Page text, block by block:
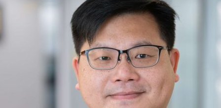
關於我們
業務領域
我們的團隊